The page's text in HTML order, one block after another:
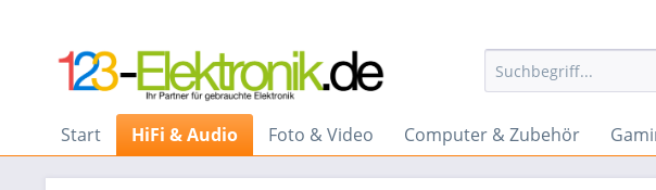
Start HiFi & Audio Foto & Video Computer & Zubehör